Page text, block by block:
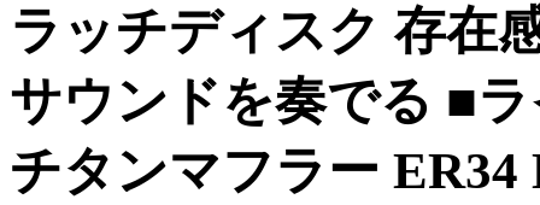
ラッチディスク 存在
サウンドを奏でる ■
チタンマフラー